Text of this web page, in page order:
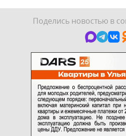
Поделись новостью в